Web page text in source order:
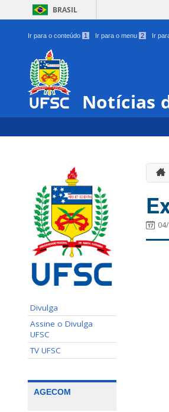
BRASIL
Ir para o conteúdo 1 Ir para o menu 2 Ir
Notícias
Divulga
Assine o Divulga
UFSC
TV UFSC
AGECOM